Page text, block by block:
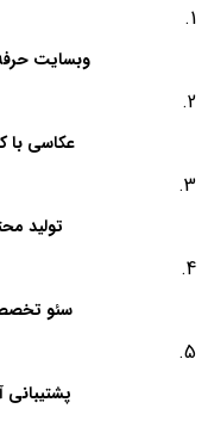
وبسایت
عکاسی با
تولید
سئو
پشتیبانی